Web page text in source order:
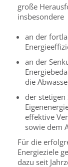
große
insbesondere
an der
an der
die
der stetigen
effektive
sowie dem
Für die
Energieziele
dazu seit